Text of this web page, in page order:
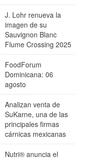
J. Lohr renueva la
imagen de su
Sauvignon Blanc
Flume Crossing 2025
FoodForum
Dominicana: 06
agosto
Analizan venta de
SuKarne, una de las
principales firmas
cárnicas mexicanas
Nutri® anuncia el